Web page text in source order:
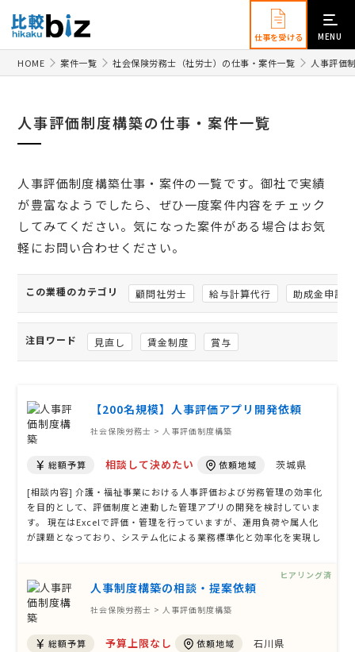
仕事を受ける MENU
HOME 案件一覧 社会保険労務士（社労士）の仕事・案件一覧 人事評価
人事評価制度構築の仕事・案件一覧
人事評価制度構築仕事・案件の一覧です。御社で実績
が豊富なようでしたら、ぜひ一度案件内容をチェック
してみてください。気になった案件がある場合はお気
軽にお問い合わせください。
この業種のカテゴリ 顧問社労士 給与計算代行 助成金申請
注目ワード 見直し 賃金制度 賞与
【200名規模】人事評価アプリ開発依頼
社会保険労務士 > 人事評価制度構築
総額予算 相談して決めたい 依頼地域 茨城県
[相談内容] 介護・福祉事業における人事評価および労務管理の効率化
を目的として、評価制度と連動した管理アプリの開発を検討していま
す。 現在はExcelで評価・管理を行っていますが、運用負荷や属人化
が課題となっており、システム化による業務標準化と効率化を実現し
ています。 また、将来 …人事制度構築の相談・提案依頼
社会保険労務士 > 人事評価制度構築
総額予算 予算上限なし 依頼地域 石川県
ヒアリング済